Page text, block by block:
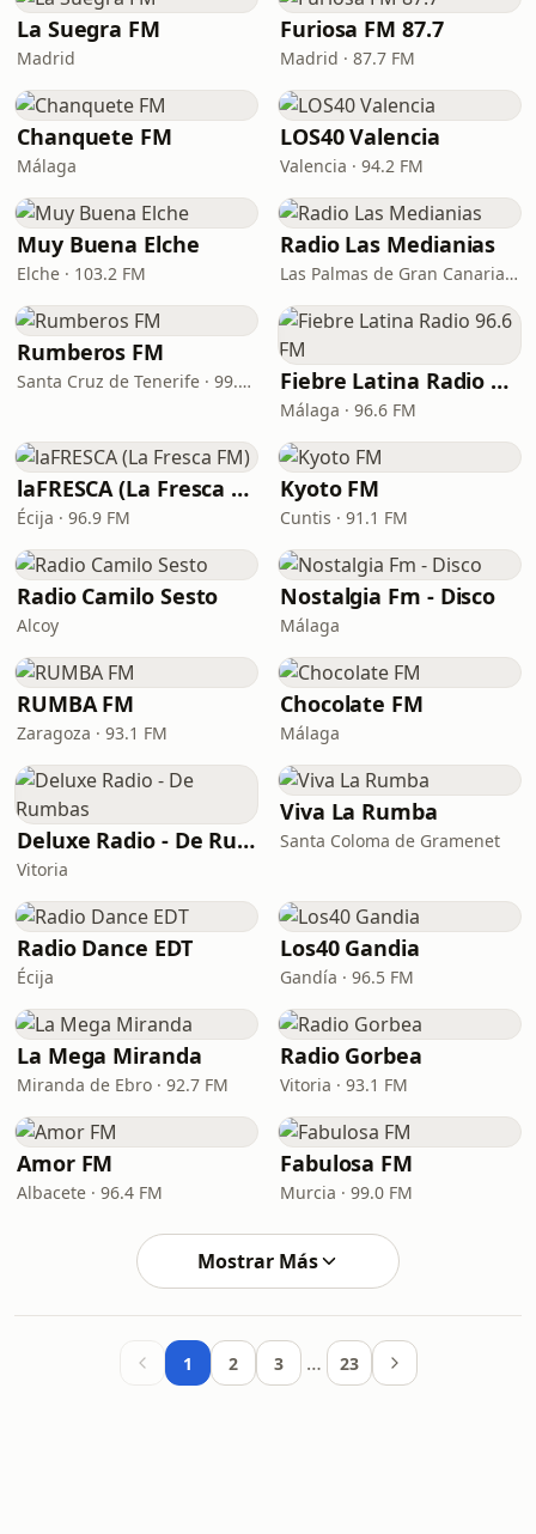
La Suegra FM
Madrid
Furiosa FM 87.7
Madrid · 87.7 FM
Chanquete FM
Málaga
LOS40 Valencia
Valencia · 94.2 FM
Muy Buena Elche
Elche · 103.2 FM
Radio Las Medianias
Las Palmas de Gran Canaria · 92.2 FM, 100.2 FM, 98.7 FM
Rumberos FM
Santa Cruz de Tenerife · 99.2 FM Fiebre Latina Radio 96.6 FM
Málaga · 96.6 FM
laFRESCA (La Fresca FM)
Écija · 96.9 FM
Kyoto FM
Cuntis · 91.1 FM
Radio Camilo Sesto
Alcoy
Nostalgia Fm - Disco
Málaga
RUMBA FM
Zaragoza · 93.1 FM
Chocolate FM
Málaga
Deluxe Radio - De Rumbas
Vitoria
Viva La Rumba
Santa Coloma de Gramenet
Radio Dance EDT
Écija
Los40 Gandia
Gandía · 96.5 FM
La Mega Miranda
Miranda de Ebro · 92.7 FM
Radio Gorbea
Vitoria · 93.1 FM
Amor FM
Albacete · 96.4 FM
Fabulosa FM
Murcia · 99.0 FM
Mostrar Más
1 2 3 … 23